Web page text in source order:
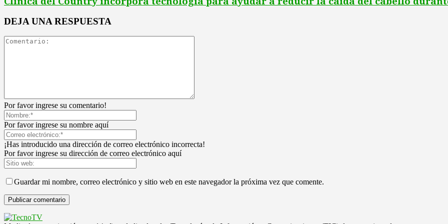
DEJA UNA RESPUESTA
Por favor ingrese su comentario!
Por favor ingrese su nombre aquí
¡Has introducido una dirección de correo electrónico incorrecta!
Por favor ingrese su dirección de correo electrónico aquí
Guardar mi nombre, correo electrónico y sitio web en este navegador la próxima vez que comente.